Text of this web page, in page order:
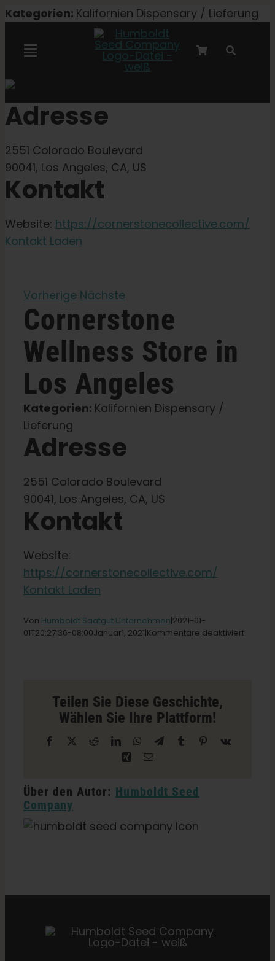
Zum
springen
Kategorien: Kalifornien Dispensary / Lieferung
Navigation
Autoflower-Samen
Triploide Samen
Lernen Sie
Presse
Über
Pheno-Jagd
Kontakt
Deutsch
Suche
nach:
Adresse
2551 Colorado Boulevard
90041, Los Angeles, CA, US
Kontakt
Website: https://cornerstonecollective.com/
Kontakt Laden
Vorherige Nächste
Cornerstone
Wellness Store in
Los Angeles
Kategorien: Kalifornien Dispensary /
Lieferung
Adresse
2551 Colorado Boulevard
90041, Los Angeles, CA, US
Kontakt
Website:
https://cornerstonecollective.com/
Kontakt Laden
Von Humboldt Saatgut Unternehmen|2021-01-
01T20:27:36-08:00Januar1, 2021|Kommentare deaktiviertfür
Teilen Sie Diese Geschichte,
Wählen Sie Ihre Plattform!
Facebook RedditLinkedInWhatsAppTelegramm
Tumblr Pinterest
Vk
Xing E-
Über den Autor: Humboldt Seed
Company